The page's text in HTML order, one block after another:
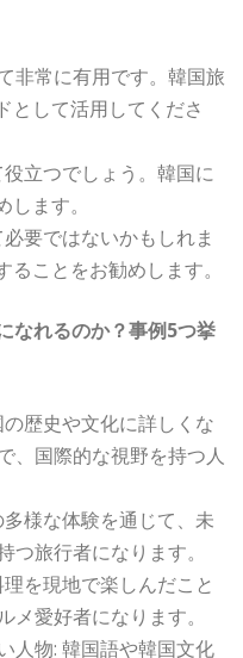
非常に有用です。韓国旅
として活用してくださ
立つでしょう。韓国に
ます。
要ではないかもしれま
ことをお勧めします。
なれるのか？事例5つ挙
歴史や文化に詳しくな
、国際的な視野を持つ人
様な体験を通じて、未
旅行者になります。
を現地で楽しんだこと
愛好者になります。
人物: 韓国語や韓国文化